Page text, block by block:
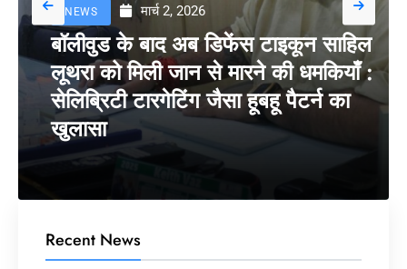
NEWS मार्च 2, 2026
बॉलीवुड के बाद अब डिफेंस टाइकून साहिल
लूथरा को मिली जान से मारने की धमकियाँ :
सेलिब्रिटी टारगेटिंग जैसा हूबहू पैटर्न का
खुलासा
Recent News